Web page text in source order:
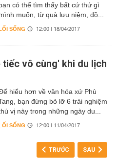
có thể tìm thấy bất cứ thứ gì
muốn, từ quà lưu niệm, đồ...
SỐNG 12:00 | 18/04/2017
vô cùng' khi du lịch
hiểu hơn về văn hóa xứ Phù
bạn đừng bỏ lỡ 6 trải nghiệm
vị này trong những ngày du...
SỐNG 12:00 | 11/04/2017
TRƯỚC SAU